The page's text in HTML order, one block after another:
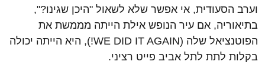
וערב הסעודית, אי אפשר שלא לשאול "היכן שגינו?",
בתיאוריה, אם עיר הנופש אילת הייתה מממשת את
הפוטנציאל שלה (WE DID IT AGAIN!), היא הייתה יכולה
בקלות לתת לתל אביב פייט רציני.